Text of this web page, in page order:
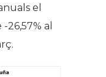
el
al